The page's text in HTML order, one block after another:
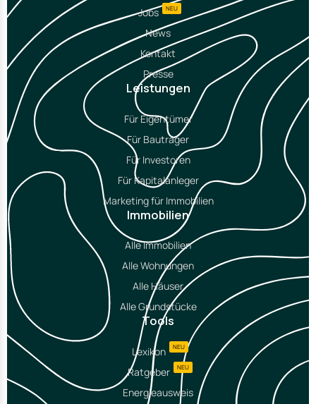
Jobs
NEU
News
Kontakt
Presse
Leistungen
Für Eigentümer
Für Bauträger
Für Investoren
Für Kapitalanleger
Marketing für Immobilien
Immobilien
Alle Immobilien
Alle Wohnungen
Alle Häuser
Alle Grundstücke
Tools
Lexikon NEU
Ratgeber NEU
Energieausweis